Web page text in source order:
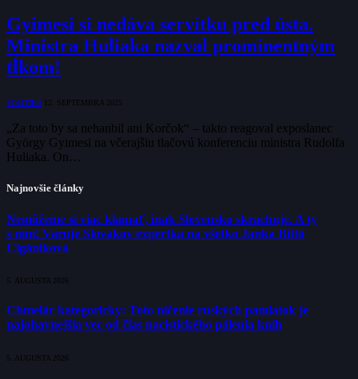
Gyimesi si nedáva servítku pred ústa.
Ministra Huliaka nazval prominentným
tĺkom!
POLITIKA 12. SEPTEMBRA 2025
„Za toto by sa nehanbil ani Korčok“ – takto reagoval exposlanec
György Gyimesi na včerajšiu tlačovú konferenciu ministra Rudolfa
Huliaka. On…
Najnovšie články
Nemôžeme si viac klamať, inak Slovensko skrachuje. A ty
s ním! Varuje Slovákov expertka na všetko Janka Bittó
Cigániková
5. AUGUSTA 2026
Chmelár kategoricky: Toto ničenie ruských pamiatok je
najohavnejšia vec od čias nacistického pálenia kníh
5. AUGUSTA 2026